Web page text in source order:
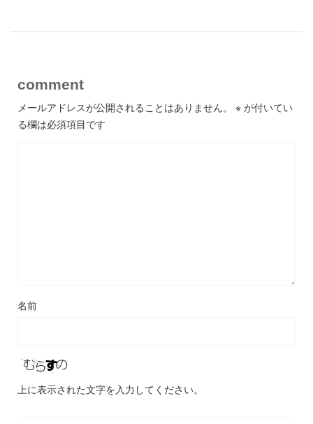
comment
メールアドレスが公開されることはありません。 ※ が付いてい
る欄は必須項目です
名前
上に表示された文字を入力してください。